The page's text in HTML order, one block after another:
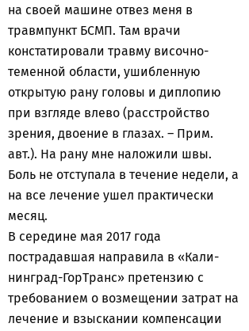
на своей машине отвез меня в
травмпункт БСМП. Там врачи
констатировали травму височно-
теменной области, ушибленную
открытую рану головы и диплопию
при взгляде влево (расстройство
зрения, двоение в глазах. – Прим.
авт.). На рану мне наложили швы.
Боль не отступала в течение недели, а
на все лечение ушел практически
месяц.
В середине мая 2017 года
пострадавшая направила в «Кали-
нинград-ГорТранс» претензию с
требованием о возмещении затрат на
лечение и взыскании компенсации